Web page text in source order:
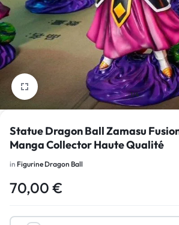
1/4
Statue Dragon Ball Zamasu
Manga Collector Haute Qualité
in Figurine Dragon Ball
70,00 €